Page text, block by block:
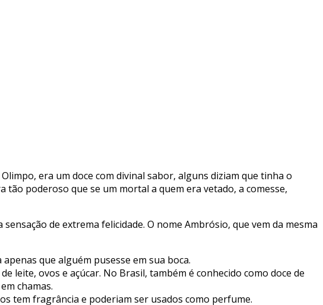
era um doce com divinal sabor, alguns diziam que tinha o
poderoso que se um mortal a quem era vetado, a comesse,
de extrema felicidade. O nome Ambrósio, que vem da mesma
que alguém pusesse em sua boca.
leite, ovos e açúcar. No Brasil, também é conhecido como doce de
chamas.
tem fragrância e poderiam ser usados como perfume.